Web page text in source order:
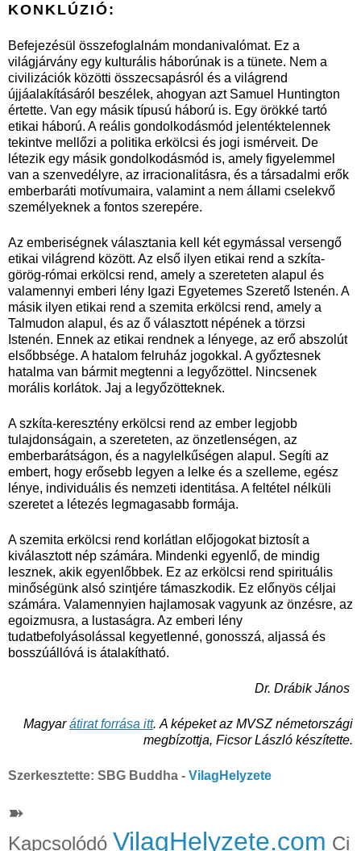
KONKLÚZIÓ:
Befejezésül összefoglalnám mondanivalómat. Ez a
világjárvány egy kulturális háborúnak is a tünete. Nem a
civilizációk közötti összecsapásról és a világrend
újjáalakításáról beszélek, ahogyan azt Samuel Huntington
értette. Van egy másik típusú háború is. Egy örökké tartó
etikai háború. A reális gondolkodásmód jelentéktelennek
tekintve mellőzi a politika erkölcsi és jogi ismérveit. De
létezik egy másik gondolkodásmód is, amely figyelemmel
van a szenvedélyre, az irracionalitásra, és a társadalmi erők
emberbaráti motívumaira, valamint a nem állami cselekvő
személyeknek a fontos szerepére.
Az emberiségnek választania kell két egymással versengő
etikai világrend között. Az első ilyen etikai rend a szkíta-
görög-római erkölcsi rend, amely a szereteten alapul és
valamennyi emberi lény Igazi Egyetemes Szerető Istenén. A
másik ilyen etikai rend a szemita erkölcsi rend, amely a
Talmudon alapul, és az ő választott népének a törzsi
Istenén. Ennek az etikai rendnek a lényege, az erő abszolút
elsőbbsége. A hatalom felruház jogokkal. A győztesnek
hatalma van bármit megtenni a legyőzöttel. Nincsenek
morális korlátok. Jaj a legyőzötteknek.
A szkíta-keresztény erkölcsi rend az ember legjobb
tulajdonságain, a szereteten, az önzetlenségen, az
emberbarátságon, és a nagylelkűségen alapul. Segíti az
embert, hogy erősebb legyen a lelke és a szelleme, egész
lénye, individuális és nemzeti identitása. A feltétel nélküli
szeretet a létezés legmagasabb formája.
A szemita erkölcsi rend korlátlan előjogokat biztosít a
kiválasztott nép számára. Mindenki egyenlő, de mindig
lesznek, akik egyenlőbbek. Ez az erkölcsi rend spirituális
minőségünk alsó szintjére támaszkodik. Ez előnyös céljai
számára. Valamennyien hajlamosak vagyunk az önzésre, az
egoizmusra, a lustaságra. Az emberi lény
tudatbefolyásolással kegyetlenné, gonosszá, aljassá és
bosszúállóvá is átalakítható.
Dr. Drábik János
Magyarátirat forrása itt. A képeket az MVSZ németországi
megbízottja, Ficsor László készítette.
Szerkesztette: SBG Buddha - VilagHelyzete
➽
Kapcsolódó VilagHelyzete.com Ci